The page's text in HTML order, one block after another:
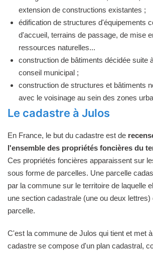
extension de constructions existantes ;
édification de structures d'équipements
d'accueil, terrains de passage, de mise
ressources naturelles...
construction de bâtiments décidée suite
conseil municipal ;
construction de structures et bâtiments
avec le voisinage au sein des zones
Le cadastre à Julos
En France, le but du cadastre est de
l'ensemble des propriétés foncières du
Ces propriétés foncières apparaissent sur
sous forme de parcelles. Une parcelle
par la commune sur le territoire de laquelle
une section cadastrale (une ou deux lettres)
parcelle.
C'est la commune de Julos qui tient et met
cadastre se compose d'un plan cadastral,